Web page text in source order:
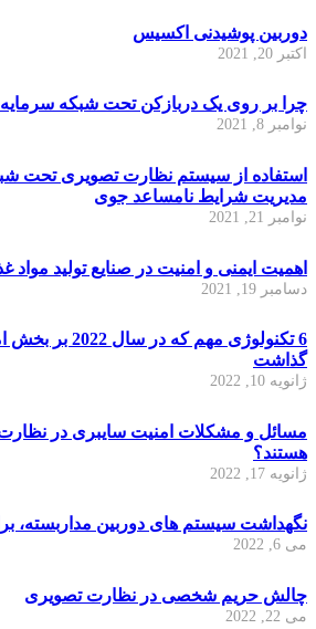
دوربین پوشیدنی اکسیس
اکتبر 20, 2021
چرا بر روی یک دربازکن تحت شبکه
نوامبر 8, 2021
استفاده از سیستم نظارت تصویری تحت
مدیریت شرایط نامساعد جوی
نوامبر 21, 2021
اهمیت ایمنی و امنیت در صنایع تولید مواد
دسامبر 19, 2021
6 تکنولوژی مهم که
گذاشت
ژانویه 10, 2022
مسائل و مشکلات امنیت سایبری در
هستند؟
ژانویه 17, 2022
نگهداشت سیستم های دوربین مداربسته،
می 6, 2022
چالش حریم شخصی در نظارت تصویری
می 22, 2022